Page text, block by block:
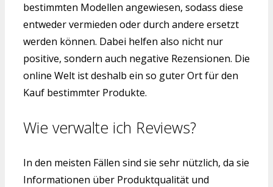
bestimmten Modellen angewiesen, sodass diese
entweder vermieden oder durch andere ersetzt
werden können. Dabei helfen also nicht nur
positive, sondern auch negative Rezensionen. Die
online Welt ist deshalb ein so guter Ort für den
Kauf bestimmter Produkte.
Wie verwalte ich Reviews?
In den meisten Fällen sind sie sehr nützlich, da sie
Informationen über Produktqualität und